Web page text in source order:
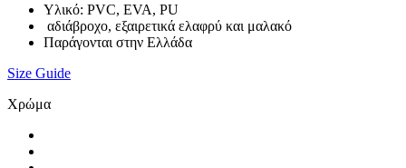
15,00 €.
Υλικό: PVC, EVA, PU
αδιάβροχο, εξαιρετικά ελαφρύ και μαλακό
Παράγονται στην Ελλάδα
Size Guide
Χρώμα